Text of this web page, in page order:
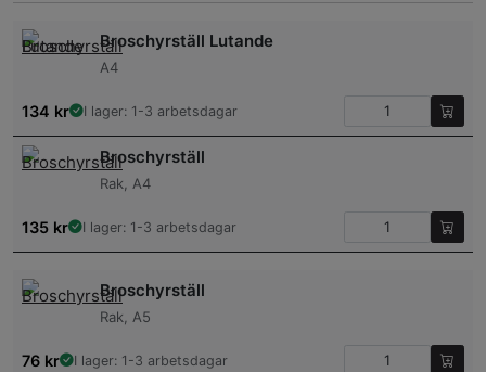
Broschyrställ Lutande
A4
134 kr I lager: 1-3 arbetsdagar
Broschyrställ
Rak, A4
135 kr I lager: 1-3 arbetsdagar
Broschyrställ
Rak, A5
76 kr I lager: 1-3 arbetsdagar